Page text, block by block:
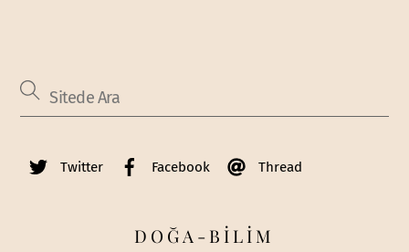
Twitter Facebook Thread
DOĞA-BİLİM